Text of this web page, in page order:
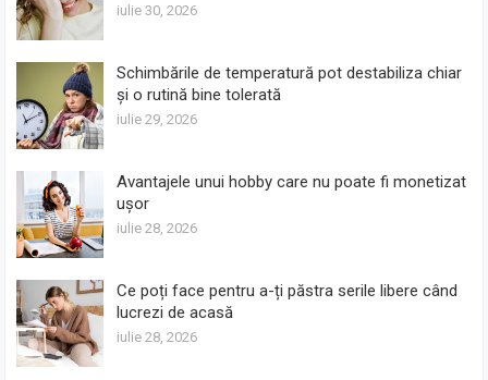
iulie 30, 2026
Schimbările de temperatură pot destabiliza chiar
și o rutină bine tolerată
iulie 29, 2026
Avantajele unui hobby care nu poate fi monetizat
ușor
iulie 28, 2026
Ce poți face pentru a-ți păstra serile libere când
lucrezi de acasă
iulie 28, 2026